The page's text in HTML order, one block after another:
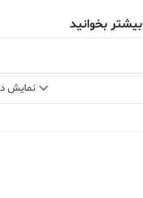
بیشتر بخوانید
نمایش